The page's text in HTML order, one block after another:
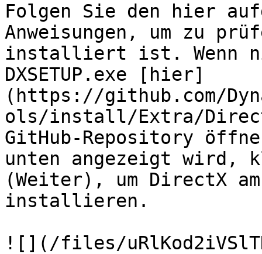
Folgen Sie den hier
Anweisungen, um zu
installiert ist. Wenn
DXSETUP.exe [hier]
(https://github.com/
ols/install/Extra/
GitHub-Repository
unten angezeigt wird,
(Weiter), um DirectX
installieren.
![](/files/